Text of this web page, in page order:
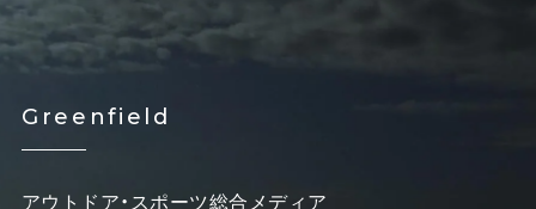
Greenfield
アウトドア・スポーツ総合メディア